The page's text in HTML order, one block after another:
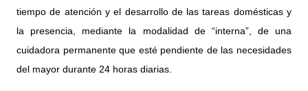
tiempo de atención y el desarrollo de las tareas domésticas y
la presencia, mediante la modalidad de “interna”, de una
cuidadora permanente que esté pendiente de las necesidades
del mayor durante 24 horas diarias.